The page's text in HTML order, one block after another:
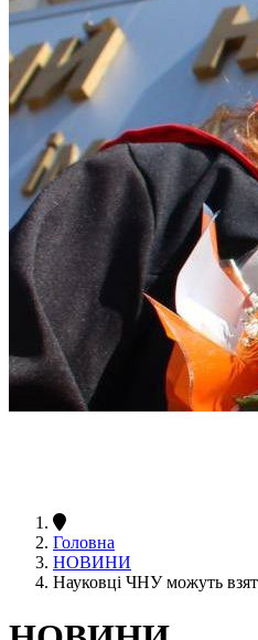
Головна
НОВИНИ
Науковці ЧНУ можуть